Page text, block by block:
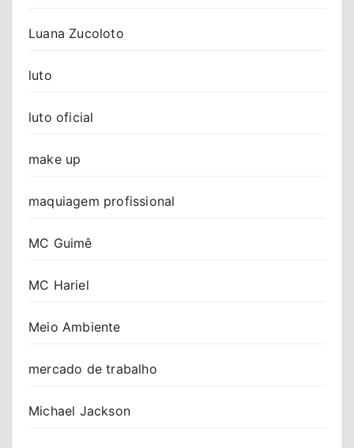
Luana Zucoloto
luto
luto oficial
make up
maquiagem profissional
MC Guimê
MC Hariel
Meio Ambiente
mercado de trabalho
Michael Jackson